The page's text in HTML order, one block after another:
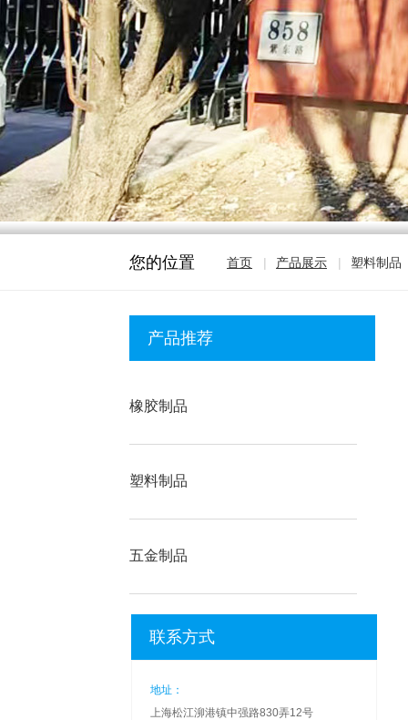
您的位置 首页 | 产品展示 | 塑料制品
产品推荐
橡胶制品
塑料制品
五金制品
联系方式
地址：
上海松江泖港镇中强路830弄12号